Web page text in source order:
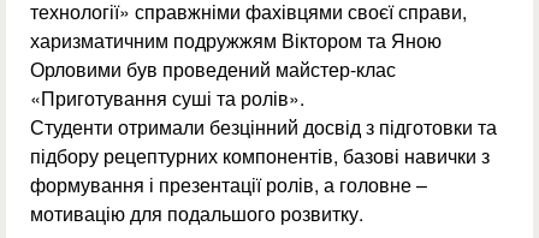
технології» справжніми фахівцями своєї справи,
харизматичним подружжям Віктором та Яною
Орловими був проведений майстер-клас
«Приготування суші та ролів».
Студенти отримали безцінний досвід з підготовки та
підбору рецептурних компонентів, базові навички з
формування і презентації ролів, а головне –
мотивацію для подальшого розвитку.